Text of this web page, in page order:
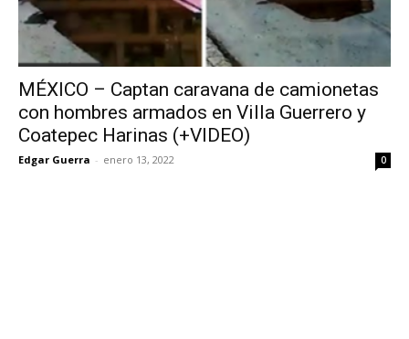
MÉXICO – Captan caravana de camionetas
con hombres armados en Villa Guerrero y
Coatepec Harinas (+VIDEO)
Edgar Guerra - enero 13, 2022 0